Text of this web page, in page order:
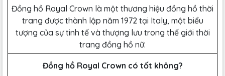
Đồng hồ Royal Crown là một thương hiệu đồng hồ thời
trang được thành lập năm 1972 tại Italy, một biểu
tượng của sự tinh tế và thượng lưu trong thế giới thời
trang đồng hồ nữ.
Đồng hồ Royal Crown có tốt không?